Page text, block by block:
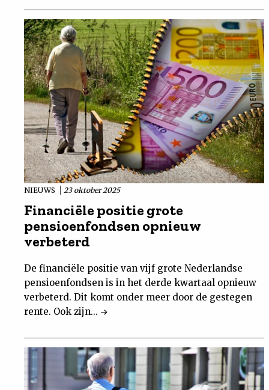
NIEUWS 23 oktober 2025
Financiële positie grote
pensioenfondsen opnieuw
verbeterd
De financiële positie van vijf grote Nederlandse
pensioenfondsen is in het derde kwartaal opnieuw
verbeterd. Dit komt onder meer door de gestegen
rente. Ook zijn...